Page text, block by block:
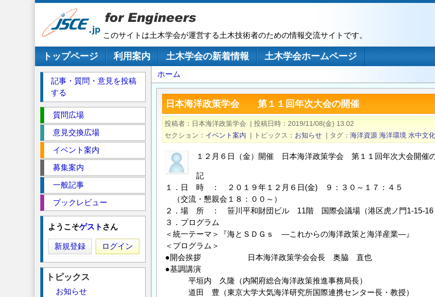
このサイトは土木学会が運営する土木技術者のための情報交流サイトです。
メインナビゲーション
トップページ 利用案内 土木学会の新着情報
土木学会ホームページ
パ
ン
ず
ホーム
日本海洋政策学会 第１１回年次大会の開催
投稿者 日本海洋政策学会 | 投稿日時
2019/11/08(金) 13:02
セクション
イベント案内 | トピックス お知らせ | タグ 海洋資源 海洋環境 水中文
１２月６日（金）開催 日本海洋政策学会 第１１回年次大会開催
記
１．日 時 ： ２０１９年１２月６日(金) ９：３０～１７：４５
（交流・懇親会１８：００～）
２．場 所 ： 笹川平和財団ビル 11階 国際会議場（港区虎ノ門1-15-16
３．プログラム
＜統一テーマ＞『海とＳＤＧｓ ―これからの海洋政策と海洋産業―』
＜プログラム＞
●開会挨拶 日本海洋政策学会会長 奥脇 直也
●基調講演
平垣内 久隆（内閣府総合海洋政策推進事務局長）
道田 豊（東京大学大気海洋研究所国際連携センター長・教授）
記事・質問・意見を投稿
する
ク
シ
質問広場
意見交換広場
イベント案内
募集案内
一般記事
ブックレビュー
ようこそゲスト さん
新規登録 ログイン
トピックス
お知らせ